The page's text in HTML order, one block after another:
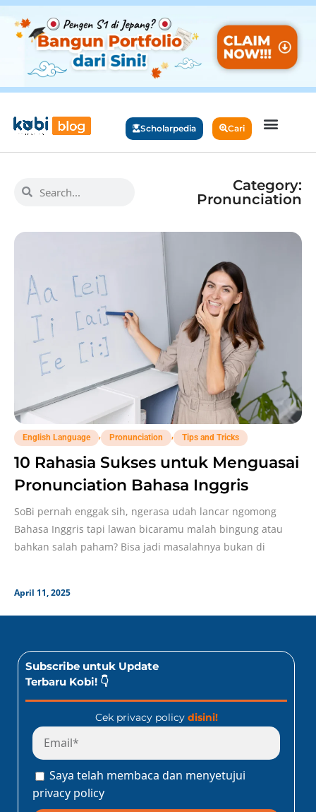
Scholarpedia Cari
Category:
Pronunciation
English Language Pronunciation Tips and Tricks
10 Rahasia Sukses untuk Menguasai
Pronunciation Bahasa Inggris
SoBi pernah enggak sih, ngerasa udah lancar ngomong
Bahasa Inggris tapi lawan bicaramu malah bingung atau
bahkan salah paham? Bisa jadi masalahnya bukan di
April 11, 2025
Subscribe untuk Update
Terbaru Kobi! 👇
Cek privacy policy disini!
Saya telah membaca dan menyetujui
privacy policy